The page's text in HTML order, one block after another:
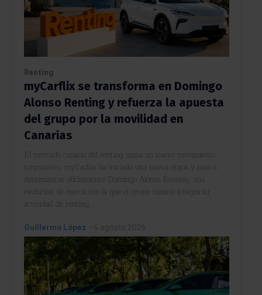
Renting
myCarflix se transforma en Domingo
Alonso Renting y refuerza la apuesta
del grupo por la movilidad en
Canarias
El mercado canario del renting suma un nuevo movimiento
corporativo. myCarflix ha iniciado una nueva etapa y pasa a
denominarse oficialmente Domingo Alonso Renting, una
evolución de marca con la que el grupo canario integra su
actividad de renting...
Guillermo López - 6 agosto 2026